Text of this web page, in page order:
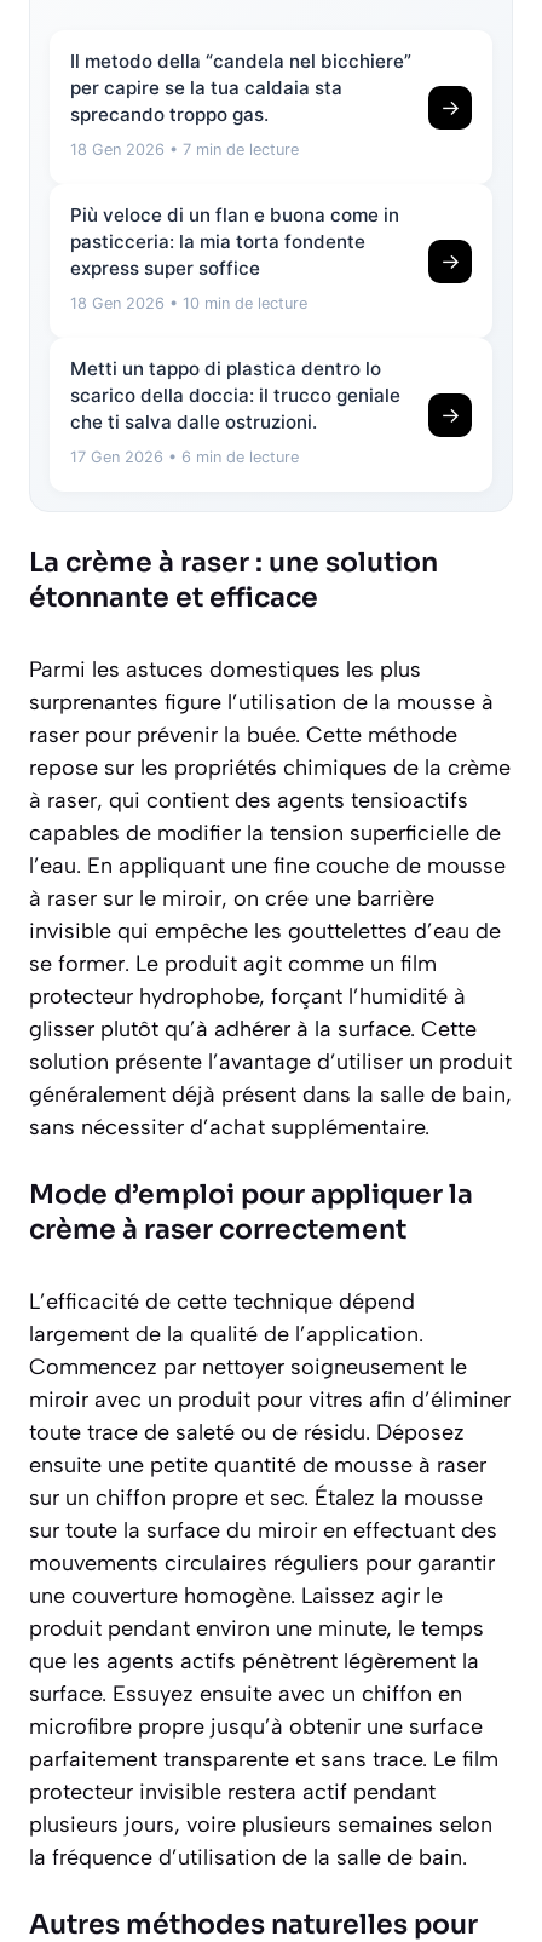
Il metodo della “candela nel bicchiere”
per capire se la tua caldaia sta
sprecando troppo gas.
18 Gen 2026 • 7 min de lecture
→
Più veloce di un flan e buona come in
pasticceria: la mia torta fondente
express super soffice
18 Gen 2026 • 10 min de lecture
→
Metti un tappo di plastica dentro lo
scarico della doccia: il trucco geniale
che ti salva dalle ostruzioni.
17 Gen 2026 • 6 min de lecture
→
La crème à raser : une solution
étonnante et efficace
Parmi les astuces domestiques les plus
surprenantes figure l’utilisation de la mousse à
raser pour prévenir la buée. Cette méthode
repose sur les propriétés chimiques de la crème
à raser, qui contient des agents tensioactifs
capables de modifier la tension superficielle de
l’eau. En appliquant une fine couche de mousse
à raser sur le miroir, on crée une barrière
invisible qui empêche les gouttelettes d’eau de
se former. Le produit agit comme un film
protecteur hydrophobe, forçant l’humidité à
glisser plutôt qu’à adhérer à la surface. Cette
solution présente l’avantage d’utiliser un produit
généralement déjà présent dans la salle de bain,
sans nécessiter d’achat supplémentaire.
Mode d’emploi pour appliquer la
crème à raser correctement
L’efficacité de cette technique dépend
largement de la qualité de l’application.
Commencez par nettoyer soigneusement le
miroir avec un produit pour vitres afin d’éliminer
toute trace de saleté ou de résidu. Déposez
ensuite une petite quantité de mousse à raser
sur un chiffon propre et sec. Étalez la mousse
sur toute la surface du miroir en effectuant des
mouvements circulaires réguliers pour garantir
une couverture homogène. Laissez agir le
produit pendant environ une minute, le temps
que les agents actifs pénètrent légèrement la
surface. Essuyez ensuite avec un chiffon en
microfibre propre jusqu’à obtenir une surface
parfaitement transparente et sans trace. Le film
protecteur invisible restera actif pendant
plusieurs jours, voire plusieurs semaines selon
la fréquence d’utilisation de la salle de bain.
Autres méthodes naturelles pour